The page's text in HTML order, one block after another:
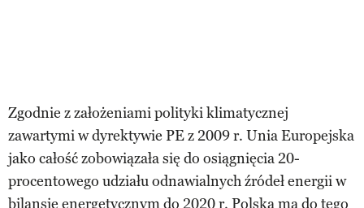
Zgodnie z założeniami polityki klimatycznej
zawartymi w dyrektywie PE z 2009 r. Unia Europejska
jako całość zobowiązała się do osiągnięcia 20-
procentowego udziału odnawialnych źródeł energii w
bilansie energetycznym do 2020 r. Polska ma do tego